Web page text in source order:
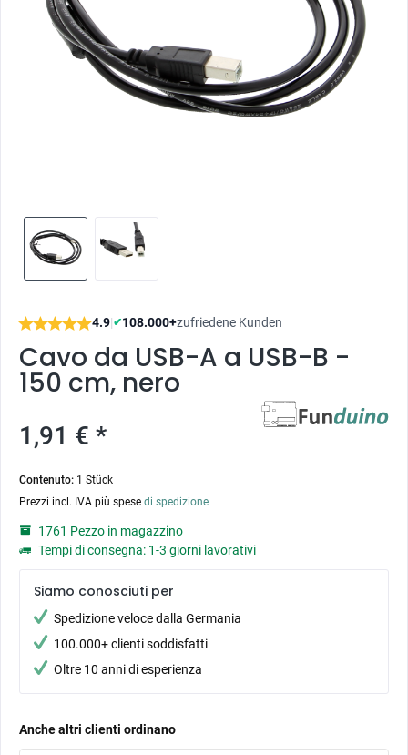
4.9|✔108.000+zufriedene Kunden
Cavo da USB-A a USB-B -
150 cm, nero
1,91 € *
Contenuto: 1 Stück
Prezzi incl. IVA più spese di spedizione
1761 Pezzo in magazzino
Tempi di consegna: 1-3 giorni lavorativi
Siamo conosciuti per
Spedizione veloce dalla Germania
100.000+ clienti soddisfatti
Oltre 10 anni di esperienza
Anche altri clienti ordinano